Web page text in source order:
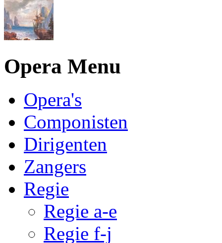
Opera Menu
Opera's
Componisten
Dirigenten
Zangers
Regie
Regie a-e
Regie f-j